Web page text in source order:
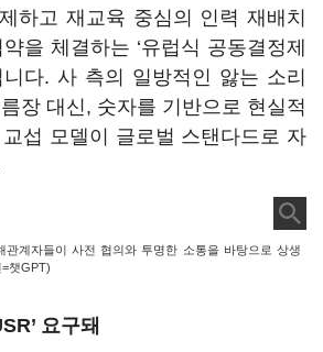
하고 재교육 중심의 인력 재배치
을 체결하는 ‘유럽식 공동결정제
니다. 사 측의 일방적인 앓는 소리
장 대신, 숫자를 기반으로 현실적
섭 모델이 글로벌 스탠다드로 자
관계자들이 사전 협의와 투명한 소통을 바탕으로 상생
챗GPT)
요구돼